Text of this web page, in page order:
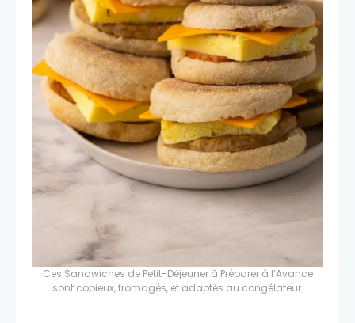
Ces Sandwiches de Petit-Déjeuner à Préparer à l’Avance
sont copieux, fromagés, et adaptés au congélateur.